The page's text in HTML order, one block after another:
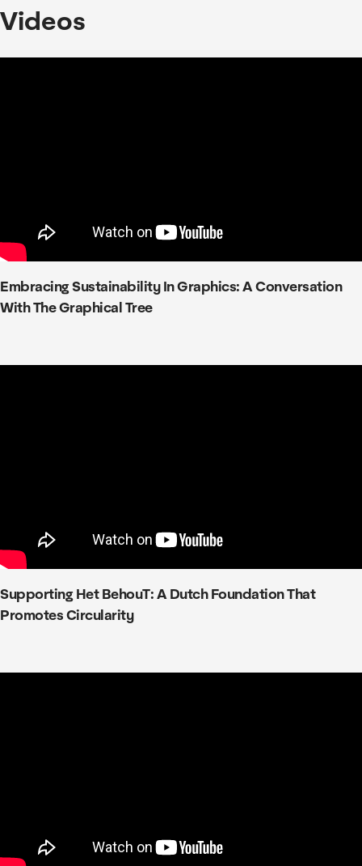
Videos
Embracing Sustainability In Graphics: A Conversation
With The Graphical Tree
Supporting Het BehouT: A Dutch Foundation That
Promotes Circularity